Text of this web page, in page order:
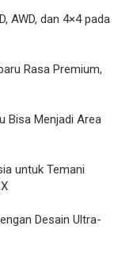
AWD, dan 4×4 pada
Rasa Premium,
Bisa Menjadi Area
untuk Temani
Desain Ultra-